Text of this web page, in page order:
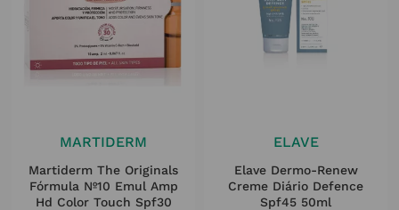
MARTIDERM
Martiderm The Originals
Fórmula Nº10 Emul Amp
Hd Color Touch Spf30
ELAVE
Elave Dermo-Renew
Creme Diário Defence
Spf45 50ml